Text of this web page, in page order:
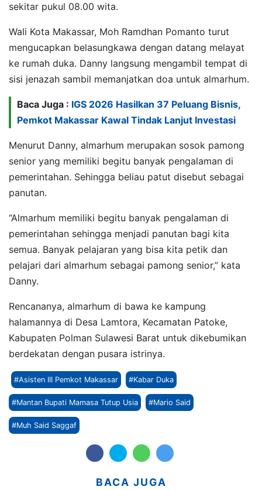
sekitar pukul 08.00 wita.
Wali Kota Makassar, Moh Ramdhan Pomanto turut
mengucapkan belasungkawa dengan datang melayat
ke rumah duka. Danny langsung mengambil tempat di
sisi jenazah sambil memanjatkan doa untuk almarhum.
Baca Juga : IGS 2026 Hasilkan 37 Peluang Bisnis,
Pemkot Makassar Kawal Tindak Lanjut Investasi
Menurut Danny, almarhum merupakan sosok pamong
senior yang memiliki begitu banyak pengalaman di
pemerintahan. Sehingga beliau patut disebut sebagai
panutan.
“Almarhum memiliki begitu banyak pengalaman di
pemerintahan sehingga menjadi panutan bagi kita
semua. Banyak pelajaran yang bisa kita petik dan
pelajari dari almarhum sebagai pamong senior,” kata
Danny.
Rencananya, almarhum di bawa ke kampung
halamannya di Desa Lamtora, Kecamatan Patoke,
Kabupaten Polman Sulawesi Barat untuk dikebumikan
berdekatan dengan pusara istrinya.
#Asisten III Pemkot Makassar #Kabar Duka
#Mantan Bupati Mamasa Tutup Usia #Mario Said
#Muh Said Saggaf
BACA JUGA